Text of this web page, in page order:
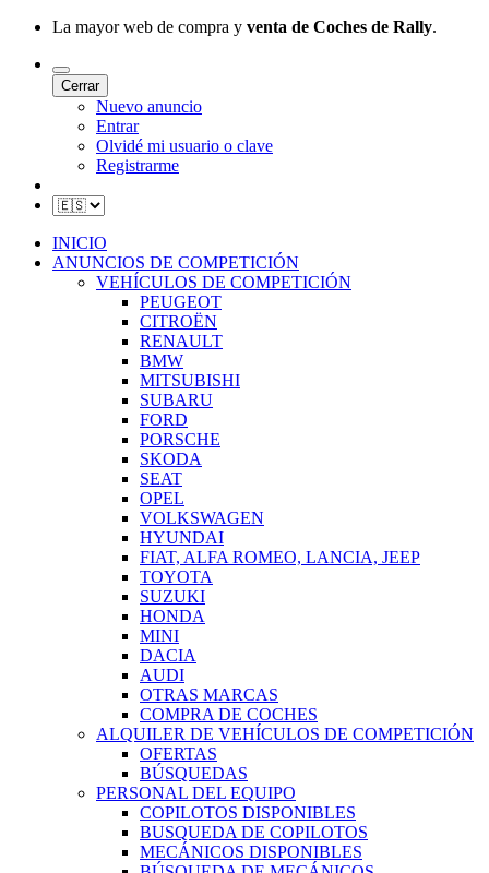
La mayor web de compra y venta de Coches de Rally.
Cerrar
Nuevo anuncio
Entrar
Olvidé mi usuario o clave
Registrarme
INICIO
ANUNCIOS DE COMPETICIÓN
VEHÍCULOS DE COMPETICIÓN
PEUGEOT
CITROËN
RENAULT
BMW
MITSUBISHI
SUBARU
FORD
PORSCHE
SKODA
SEAT
OPEL
VOLKSWAGEN
HYUNDAI
FIAT, ALFA ROMEO, LANCIA, JEEP
TOYOTA
SUZUKI
HONDA
MINI
DACIA
AUDI
OTRAS MARCAS
COMPRA DE COCHES
ALQUILER DE VEHÍCULOS DE COMPETICIÓN
OFERTAS
BÚSQUEDAS
PERSONAL DEL EQUIPO
COPILOTOS DISPONIBLES
BUSQUEDA DE COPILOTOS
MECÁNICOS DISPONIBLES